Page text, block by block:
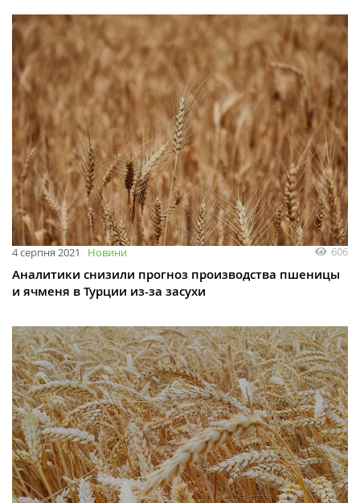
4 серпня 2021 Новини 606
Аналитики снизили прогноз производства пшеницы
и ячменя в Турции из-за засухи